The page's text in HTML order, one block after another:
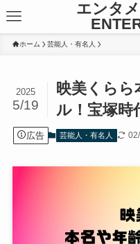
エンタ
ホーム 芸能人・有名人
映美くらら
ル！宝塚時
2025
5/19
広告 芸能人・有名人